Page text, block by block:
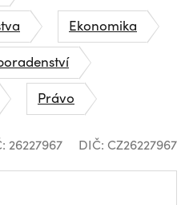
Ekonomika
Právo
26227967 DIČ: CZ26227967